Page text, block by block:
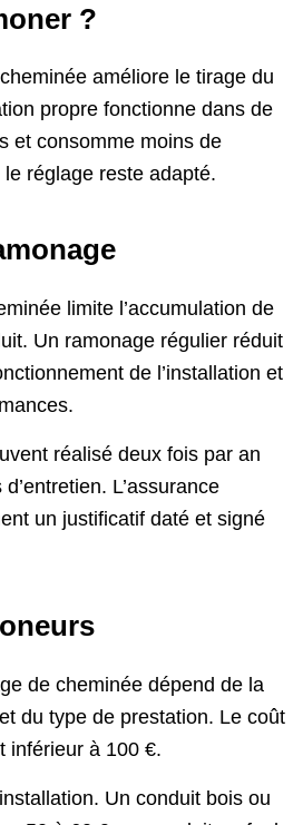
?
améliore le tirage du
propre fonctionne dans de
et consomme moins de
réglage reste adapté.
limite l’accumulation de
Un ramonage régulier réduit
de l’installation et
réalisé deux fois par an
L’assurance
un justificatif daté et signé
de cheminée dépend de la
du type de prestation. Le coût
inférieur à 100 €.
Un conduit bois ou